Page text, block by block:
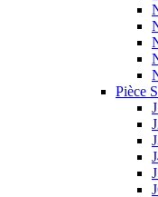
Pièce